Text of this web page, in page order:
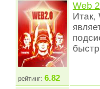
рейтинг: 6.82
Web
Итак,